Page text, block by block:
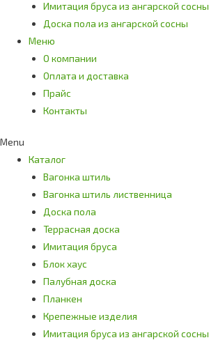
Имитация бруса из ангарской сосны
Доска пола из ангарской сосны
Меню
О компании
Оплата и доставка
Прайс
Контакты
Menu
Каталог
Вагонка штиль
Вагонка штиль лиственница
Доска пола
Террасная доска
Имитация бруса
Блок хаус
Палубная доска
Планкен
Крепежные изделия
Имитация бруса из ангарской сосны